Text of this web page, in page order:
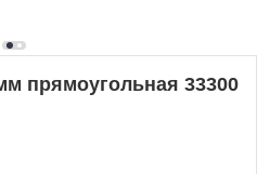
прямоугольная 33300